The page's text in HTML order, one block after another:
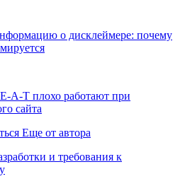
о дисклеймере: почему
A-T плохо работают при
сайта
Еще от автора
и требования к